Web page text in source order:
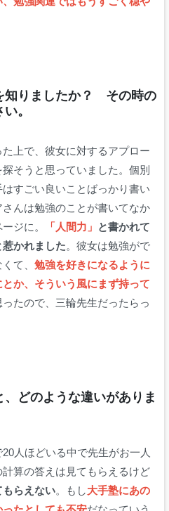
知りましたか？ その時の
。
上で、彼女に対するアプロー
そうと思っていました。個別
すごい良いことばっかり書い
んは勉強のことが書いてなか
ジに。
「人間力」 と書かれて
かれました。彼女は勉強がで
て、 勉強を好きになるように
か、そういう風にまず持って
たので、三輪先生だったらっ
どのような違いがありま
人ほどいる中で先生がお一人
算の答えは見てもらえるけど
らえない。もし大手塾にあの